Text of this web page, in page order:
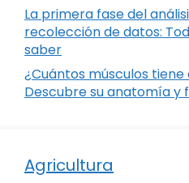
La primera fase del
recolección de datos:
saber
¿Cuántos músculos
Descubre su anatomía y
Agricultura